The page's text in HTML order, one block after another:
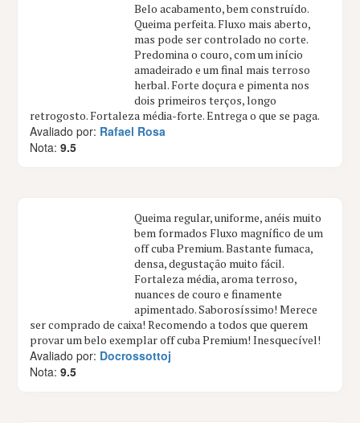
Belo acabamento, bem construído.
Queima perfeita. Fluxo mais aberto,
mas pode ser controlado no corte.
Predomina o couro, com um início
amadeirado e um final mais terroso
herbal. Forte doçura e pimenta nos
dois primeiros terços, longo
retrogosto. Fortaleza média-forte. Entrega o que se paga.
Avaliado por: Rafael Rosa
Nota:9.5
Queima regular, uniforme, anéis muito
bem formados Fluxo magnífico de um
off cuba Premium. Bastante fumaca,
densa, degustação muito fácil.
Fortaleza média, aroma terroso,
nuances de couro e finamente
apimentado. Saborosíssimo! Merece
ser comprado de caixa! Recomendo a todos que querem
provar um belo exemplar off cuba Premium! Inesquecível!
Avaliado por: Docrossottoj
Nota:9.5